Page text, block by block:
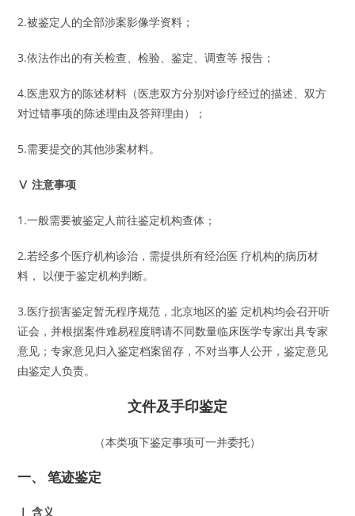
2.被鉴定人的全部涉案影像学资料；
3.依法作出的有关检查、检验、鉴定、调查等 报告；
4.医患双方的陈述材料（医患双方分别对诊疗经过的描述、双方
对过错事项的陈述理由及答辩理由）；
5.需要提交的其他涉案材料。
Ⅴ 注意事项
1.一般需要被鉴定人前往鉴定机构查体；
2.若经多个医疗机构诊治，需提供所有经治医 疗机构的病历材
料， 以便于鉴定机构判断。
3.医疗损害鉴定暂无程序规范，北京地区的鉴 定机构均会召开听
证会，并根据案件难易程度聘请不同数量临床医学专家出具专家
意见；专家意见归入鉴定档案留存，不对当事人公开，鉴定意见
由鉴定人负责。
文件及手印鉴定
（本类项下鉴定事项可一并委托）
一、 笔迹鉴定
Ⅰ 含义